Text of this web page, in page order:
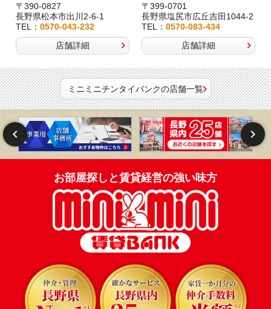
〒390-0827
長野県松本市出川2-6-1
TEL：0570-043-232
店舗詳細
〒399-0701
長野県塩尻市広丘吉田1044-2
TEL： 0570-083-434
店舗詳細
ミニミニチンタイバンクの店舗一覧
お部屋探しと賃貸経営の強い味方